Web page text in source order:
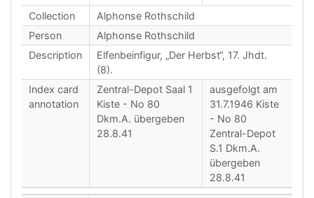
Collection
Alphonse Rothschild
Person
Alphonse Rothschild
Description
Elfenbeinfigur, „Der Herbst“, 17. Jhdt.
(8).
Index card
annotation
Zentral-Depot Saal 1
Kiste - No 80
Dkm.A. übergeben
28.8.41
ausgefolgt am
31.7.1946 Kiste
- No 80
Zentral-Depot
S.1 Dkm.A.
übergeben
28.8.41